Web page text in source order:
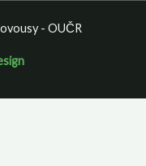
- OUČR